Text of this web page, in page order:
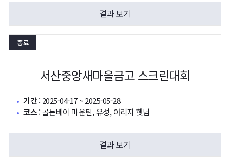
결과 보기
종료
서산중앙새마을금고 스크린대회
기간: 2025-04-17 ~ 2025-05-28
코스:골든베이 마운틴, 유성, 아리지 햇님
결과 보기